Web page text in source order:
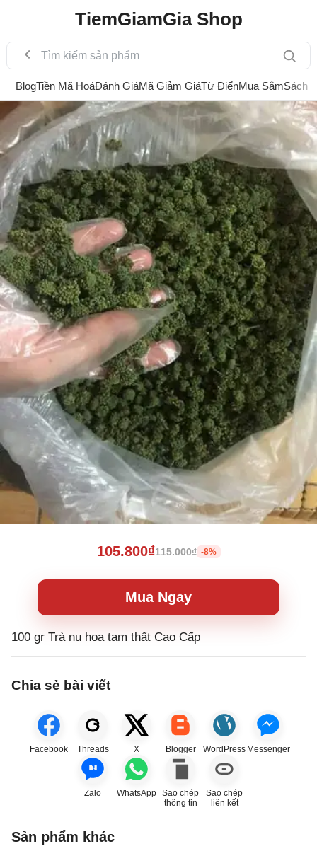
TiemGiamGia Shop
BlogTiền Mã HoáĐánh GiáMã Giảm GiáTừ ĐiểnMua SắmSách
105.800₫115.000₫ -8%
Mua Ngay
100 gr Trà nụ hoa tam thất Cao Cấp
Chia sẻ bài viết
Facebook Threads X Blogger WordPress Messenger
Zalo WhatsApp Sao chép
thông tin
Sao chép
liên kết
Sản phẩm khác